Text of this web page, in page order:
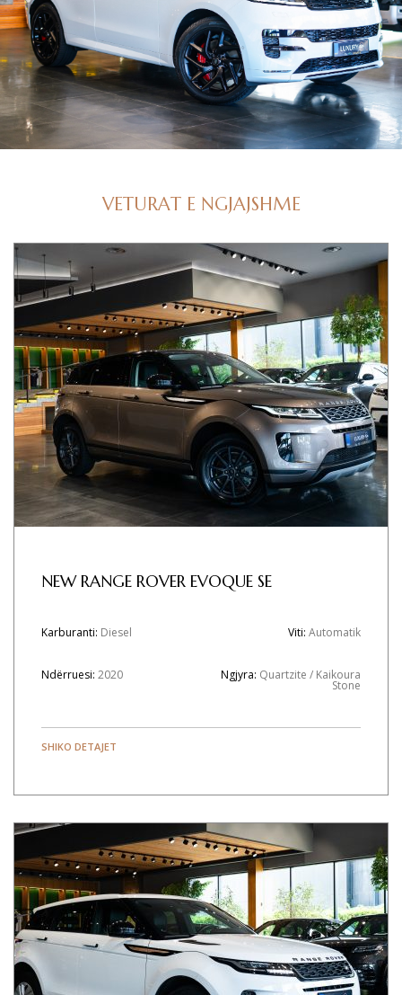
VETURAT E NGJAJSHME
NEW RANGE ROVER EVOQUE SE
Karburanti: Diesel Viti: Automatik
Ndërruesi: 2020 Ngjyra: Quartzite / Kaikoura
Stone
SHIKO DETAJET